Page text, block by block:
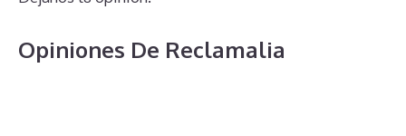
Opiniones De Reclamalia